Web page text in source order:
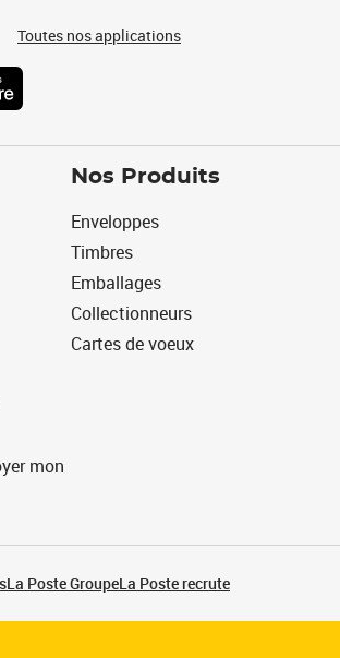
Toutes nos applications
mon
Nos Produits
Enveloppes
Timbres
Emballages
Collectionneurs
Cartes de voeux
La Poste GroupeLa Poste recrute